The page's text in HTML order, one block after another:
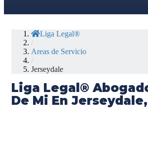
Liga Legal®
/
Areas de Servicio
/
Jerseydale
Liga Legal®
De Mi En